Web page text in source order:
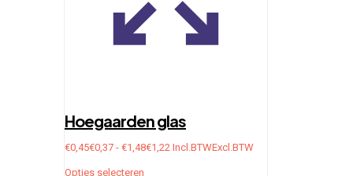
Hoegaarden glas
€0,45€0,37 - €1,48€1,22 Prijsklasse:
Incl.BTWExcl.BTW
Opties selecteren